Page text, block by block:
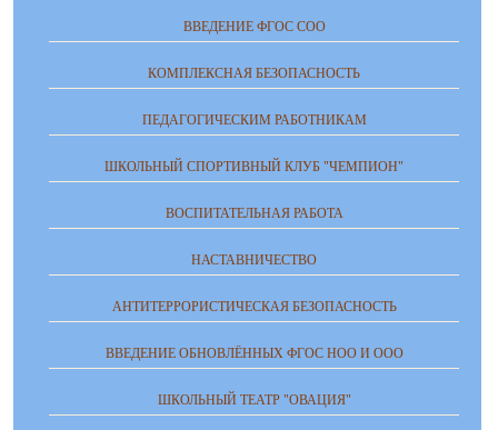
ВВЕДЕНИЕ ФГОС СОО
КОМПЛЕКСНАЯ БЕЗОПАСНОСТЬ
ПЕДАГОГИЧЕСКИМ РАБОТНИКАМ
ШКОЛЬНЫЙ СПОРТИВНЫЙ КЛУБ "ЧЕМПИОН"
ВОСПИТАТЕЛЬНАЯ РАБОТА
НАСТАВНИЧЕСТВО
АНТИТЕРРОРИСТИЧЕСКАЯ БЕЗОПАСНОСТЬ
ВВЕДЕНИЕ ОБНОВЛЁННЫХ ФГОС НОО И ООО
ШКОЛЬНЫЙ ТЕАТР "ОВАЦИЯ"